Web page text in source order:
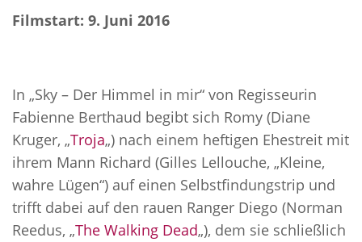
Filmstart: 9. Juni 2016
In „Sky – Der Himmel in mir“ von Regisseurin
Fabienne Berthaud begibt sich Romy (Diane
Kruger, „Troja„) nach einem heftigen Ehestreit mit
ihrem Mann Richard (Gilles Lellouche, „Kleine,
wahre Lügen“) auf einen Selbstfindungstrip und
trifft dabei auf den rauen Ranger Diego (Norman
Reedus, „The Walking Dead„), dem sie schließlich